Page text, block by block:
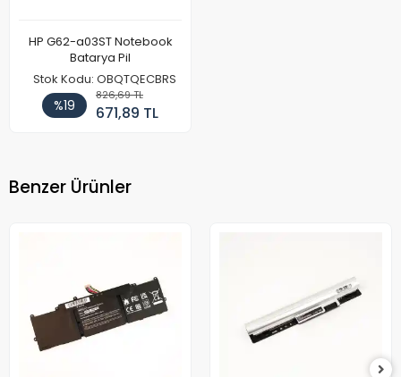
HP G62-a03ST Notebook
Batarya Pil
Stok Kodu: OBQTQECBRS
%19
826,69 TL
671,89 TL
Benzer Ürünler